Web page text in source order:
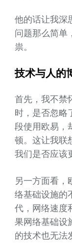
他的话让我深
问题那么简单
祟。
技术与人的
首先，我不禁
时，是否忽略
段使用欧易，
顿。这让我联
我们是否应该
另一方面看，
络基础设施的
代，网络速度
果网络基础设
的技术也无法